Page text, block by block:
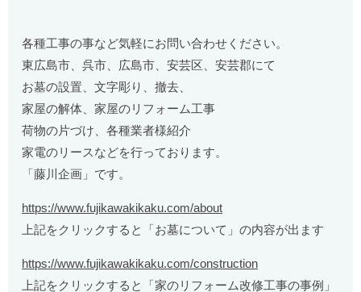
各種工事の事など気軽にお問い合わせください。
東広島市、呉市、広島市、安芸区、安芸郡にて
お墓の設置、文字彫り、撤去、
家屋の解体、家屋のリフォーム工事
荷物の片づけ、各種業者様紹介
家電のリースなどを行っております。
「藤川企画」です。
https://www.fujikawakikaku.com/about
上記をクリックすると「お墓について」の内容が出ます
https://www.fujikawakikaku.com/construction
上記をクリックすると「家のリフォーム改修工事の事例」